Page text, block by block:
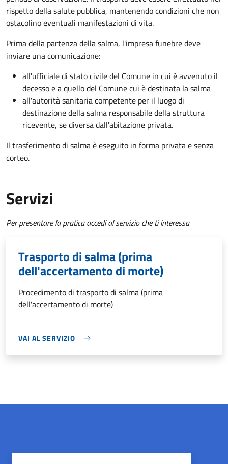
rispetto della salute pubblica, mantenendo condizioni che non
ostacolino eventuali manifestazioni di vita.
Prima della partenza della salma, l'impresa funebre deve
inviare una comunicazione:
all'ufficiale di stato civile del Comune in cui è avvenuto il
decesso e a quello del Comune cui è destinata la salma
all'autorità sanitaria competente per il luogo di
destinazione della salma responsabile della struttura
ricevente, se diversa dall'abitazione privata.
Il trasferimento di salma è eseguito in forma privata e senza
corteo.
Servizi
Per presentare la pratica accedi al servizio che ti interessa
Trasporto di salma (prima
dell'accertamento di morte)
Procedimento di trasporto di salma (prima
dell'accertamento di morte)
VAI AL SERVIZIO